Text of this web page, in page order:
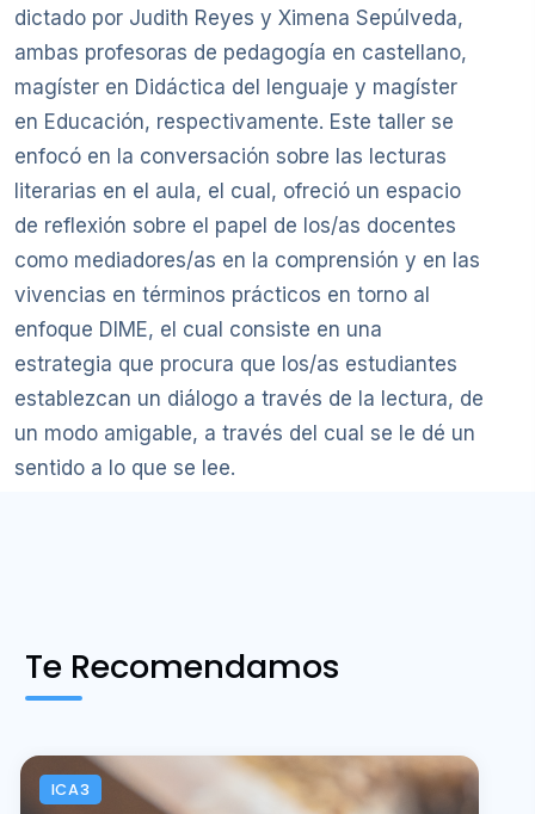
dictado por Judith Reyes y Ximena Sepúlveda,
ambas profesoras de pedagogía en castellano,
magíster en Didáctica del lenguaje y magíster
en Educación, respectivamente. Este taller se
enfocó en la conversación sobre las lecturas
literarias en el aula, el cual, ofreció un espacio
de reflexión sobre el papel de los/as docentes
como mediadores/as en la comprensión y en las
vivencias en términos prácticos en torno al
enfoque DIME, el cual consiste en una
estrategia que procura que los/as estudiantes
establezcan un diálogo a través de la lectura, de
un modo amigable, a través del cual se le dé un
sentido a lo que se lee.
Te Recomendamos
ICA3